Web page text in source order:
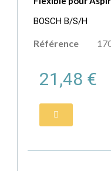
BOSCH B/S/H
Référence
21,48 €